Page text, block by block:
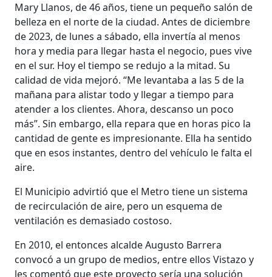
Mary Llanos, de 46 años, tiene un pequeño salón de
belleza en el norte de la ciudad. Antes de diciembre
de 2023, de lunes a sábado, ella invertía al menos
hora y media para llegar hasta el negocio, pues vive
en el sur. Hoy el tiempo se redujo a la mitad. Su
calidad de vida mejoró. “Me levantaba a las 5 de la
mañana para alistar todo y llegar a tiempo para
atender a los clientes. Ahora, descanso un poco
más”. Sin embargo, ella repara que en horas pico la
cantidad de gente es impresionante. Ella ha sentido
que en esos instantes, dentro del vehículo le falta el
aire.
El Municipio advirtió que el Metro tiene un sistema
de recirculación de aire, pero un esquema de
ventilación es demasiado costoso.
En 2010, el entonces alcalde Augusto Barrera
convocó a un grupo de medios, entre ellos Vistazo y
les comentó que este proyecto sería una solución